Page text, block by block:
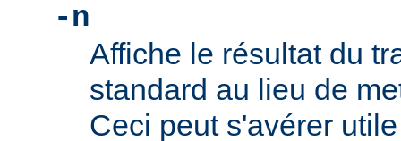
-n
Affiche le résultat du
standard au lieu de
Ceci peut s'avérer